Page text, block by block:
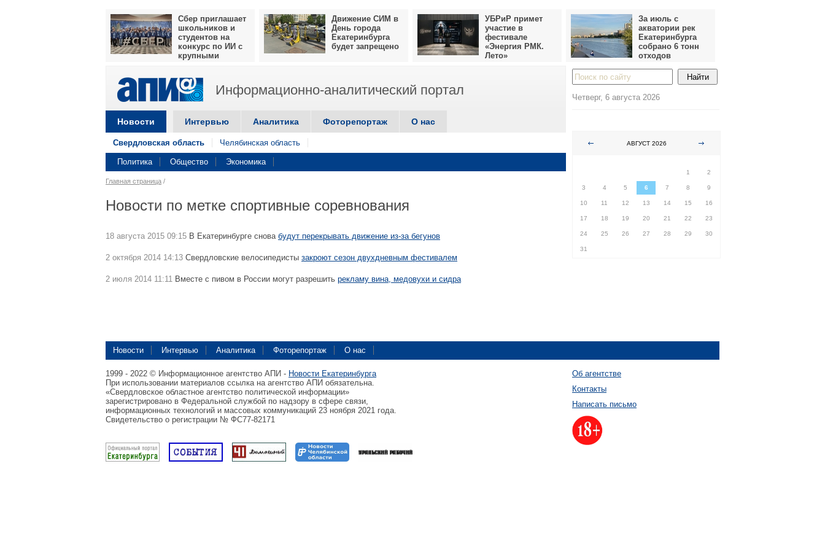
Сбер приглашает
школьников и
студентов на
конкурс по ИИ с
крупными
Движение СИМ в
День города
Екатеринбурга
будет запрещено
УБРиР примет
участие в
фестивале
«Энергия РМК.
Лето»
За июль с
акватории рек
Екатеринбурга
собрано 6 тонн
отходов
Информационно-аналитический портал
Новости Интервью Аналитика Фоторепортаж О нас
Свердловская область Челябинская область
Политика Общество Экономика
Главная страница /
Новости по метке спортивные соревнования
18 августа 2015 09:15 В Екатеринбурге снова будут перекрывать движение из-за бегунов
2 октября 2014 14:13 Свердловские велосипедисты закроют сезон двухдневным фестивалем
2 июля 2014 11:11 Вместе с пивом в России могут разрешить рекламу вина, медовухи и сидра
Четверг, 6 августа 2026
АВГУСТ 2026
1
2
3 4 5 6 7 8 9
10 11 12 13 14 15 16
17 18 19 20 21 22 23
24 25 26 27 28 29 30
31
Новости Интервью Аналитика Фоторепортаж О нас
1999 - 2022 © Информационное агентство АПИ - Новости Екатеринбурга
При использовании материалов ссылка на агентство АПИ обязательна.
«Свердловское областное агентство политической информации»
зарегистрировано в Федеральной службой по надзору в сфере связи,
информационных технологий и массовых коммуникаций 23 ноября 2021 года.
Свидетельство о регистрации № ФС77-82171
Об агентстве
Контакты
Написать письмо